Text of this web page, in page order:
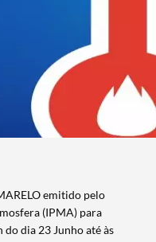
emitido pelo
(IPMA) para
do dia 23 Junho até às